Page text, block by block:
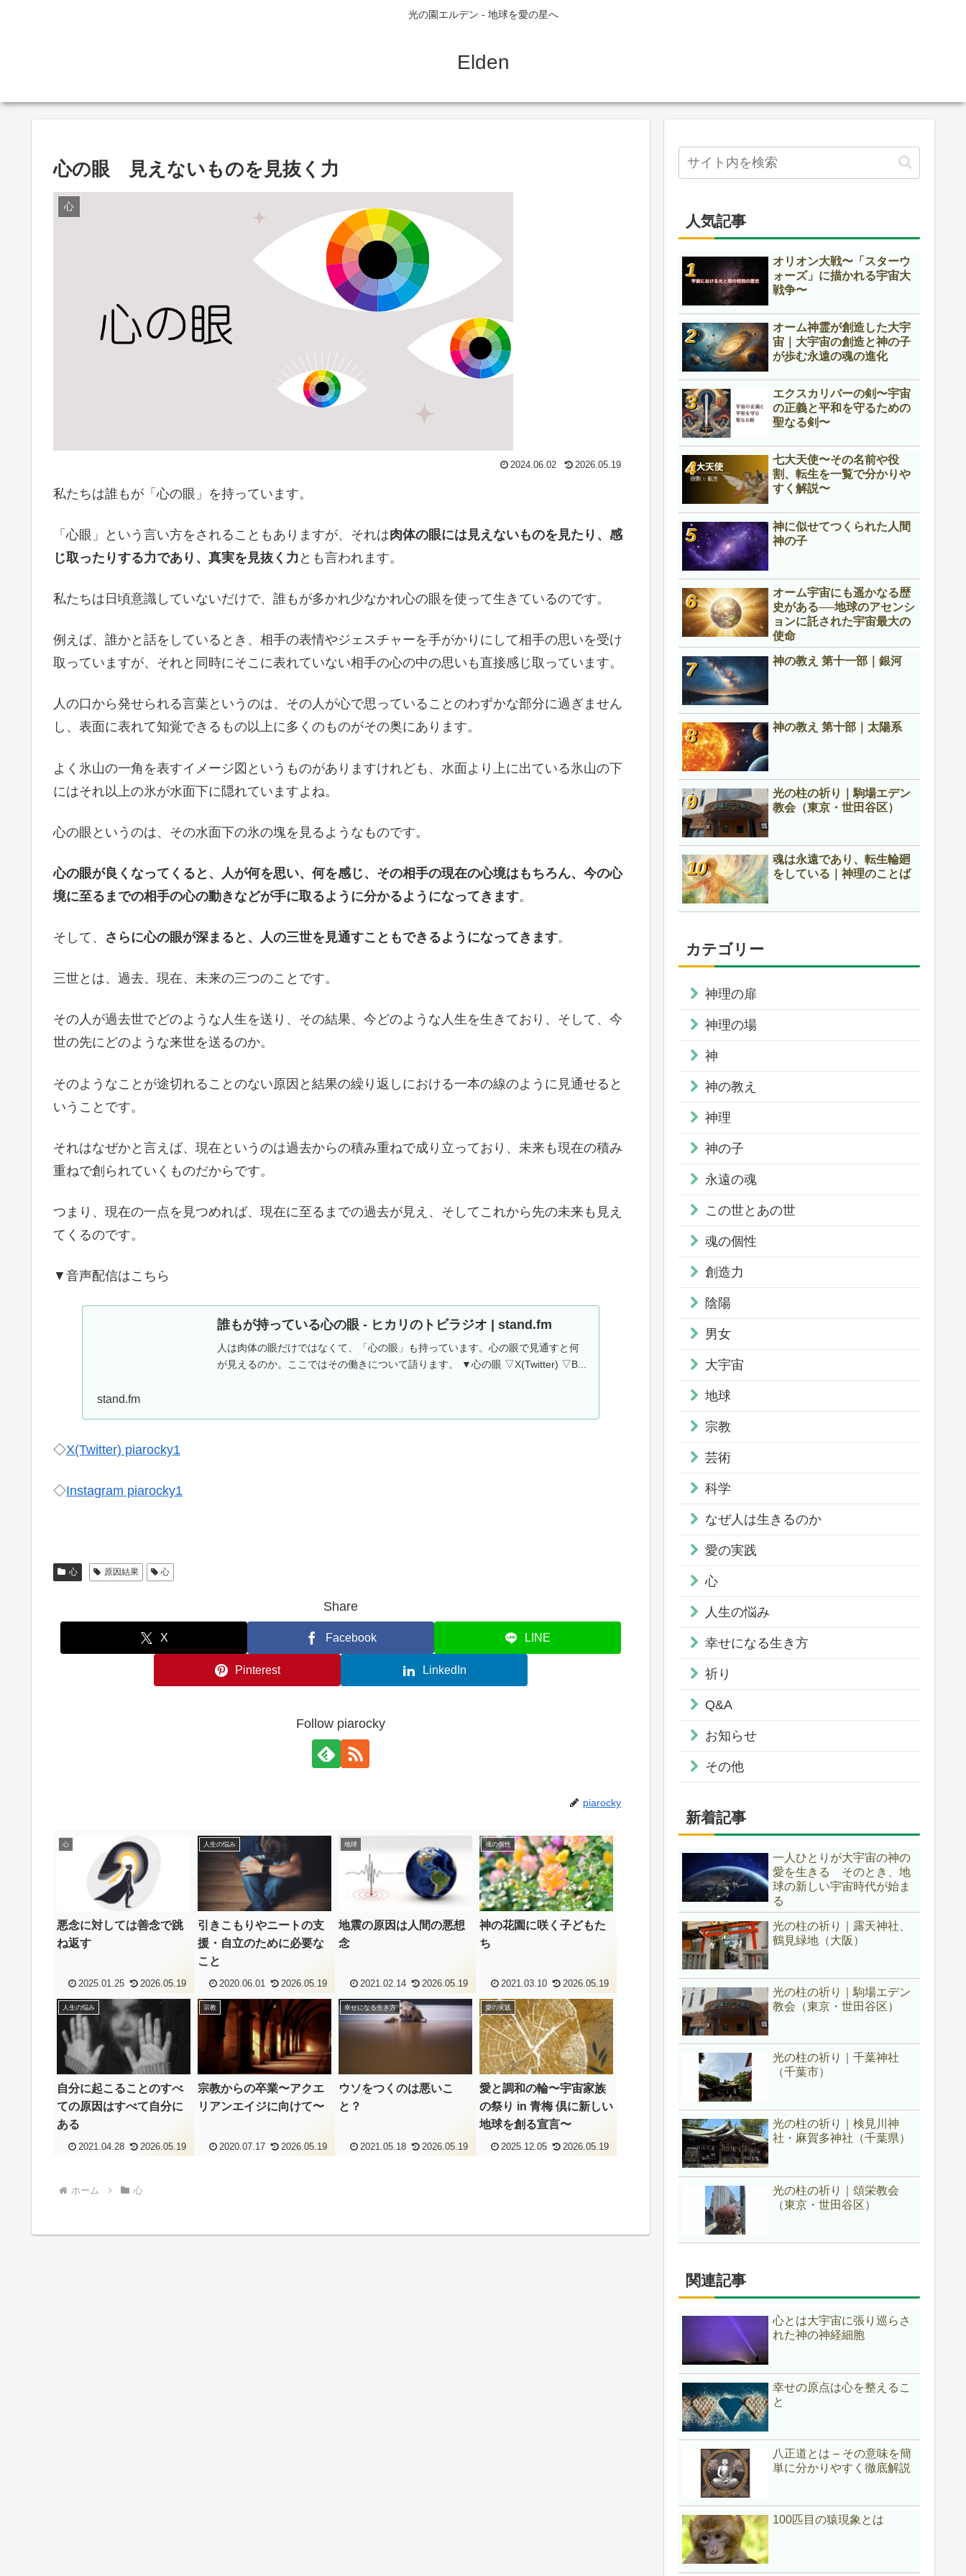
光の園エルデン - 地球を愛の星へ
Elden
心の眼 見えないものを見抜く力
心
2024.06.02 2026.05.19
私たちは誰もが「心の眼」を持っています。
「心眼」という言い方をされることもありますが、それは肉体の眼には見えないものを見たり、感
じ取ったりする力であり、真実を見抜く力 とも言われます。
私たちは日頃意識していないだけで、誰もが多かれ少なかれ心の眼を使って生きているのです。
例えば、誰かと話をしているとき、相手の表情やジェスチャーを手がかりにして相手の思いを受け
取っていますが、それと同時にそこに表れていない相手の心の中の思いも直接感じ取っています。
人の口から発せられる言葉というのは、その人が心で思っていることのわずかな部分に過ぎません
し、表面に表れて知覚できるもの以上に多くのものがその奥にあります。
よく氷山の一角を表すイメージ図というものがありますけれども、水面より上に出ている氷山の下
にはそれ以上の氷が水面下に隠れていますよね。
心の眼というのは、その水面下の氷の塊を見るようなものです。
心の眼が良くなってくると、人が何を思い、何を感じ、その相手の現在の心境はもちろん、今の心
境に至るまでの相手の心の動きなどが手に取るように分かるようになってきます。
そして、 さらに心の眼が深まると、人の三世を見通すこともできるようになってきます。
三世とは、過去、現在、未来の三つのことです。
その人が過去世でどのような人生を送り、その結果、今どのような人生を生きており、そして、今
世の先にどのような来世を送るのか。
そのようなことが途切れることのない原因と結果の繰り返しにおける一本の線のように見通せると
いうことです。
それはなぜかと言えば、現在というのは過去からの積み重ねで成り立っており、未来も現在の積み
重ねで創られていくものだからです。
つまり、現在の一点を見つめれば、現在に至るまでの過去が見え、そしてこれから先の未来も見え
てくるのです。
▼音声配信はこちら
誰もが持っている心の眼 - ヒカリのトビラジオ | stand.fm
人は肉体の眼だけではなくて、「心の眼」も持っています。心の眼で見通すと何
が見えるのか。ここではその働きについて語ります。 ▼心の眼 ▽X(Twitter) ▽B...
stand.fm
◇X(Twitter) piarocky1
◇Instagram piarocky1
心 原因結果 心
Share
X Facebook LINE
Pinterest LinkedIn
Follow piarocky
piarocky
心
悪念に対しては善念で跳
ね返す
2025.01.25 2026.05.19
人生の悩み
引きこもりやニートの支
援・自立のために必要な
こと
2020.06.01 2026.05.19
地球
地震の原因は人間の悪想
念
2021.02.14 2026.05.19
魂の個性
神の花園に咲く子どもた
ち
2021.03.10 2026.05.19
人生の悩み
自分に起こることのすべ
ての原因はすべて自分に
ある
2021.04.28 2026.05.19
宗教
宗教からの卒業〜アクエ
リアンエイジに向けて〜
2020.07.17 2026.05.19
幸せになる生き方
ウソをつくのは悪いこ
と？
2021.05.18 2026.05.19
愛の実践
愛と調和の輪〜宇宙家族
の祭り in 青梅 倶に新しい
地球を創る宣言〜
2025.12.05 2026.05.19
ホーム 心
人気記事
オリオン大戦〜「スターウ
ォーズ」に描かれる宇宙大
戦争〜
オーム神霊が創造した大宇
宙｜大宇宙の創造と神の子
が歩む永遠の魂の進化
エクスカリバーの剣〜宇宙
の正義と平和を守るための
聖なる剣〜
七大天使〜その名前や役
割、転生を一覧で分かりや
すく解説〜
神に似せてつくられた人間
神の子
オーム宇宙にも遥かなる歴
史がある──地球のアセンシ
ョンに託された宇宙最大の
使命
神の教え 第十一部｜銀河
神の教え 第十部｜太陽系
光の柱の祈り｜駒場エデン
教会（東京・世田谷区）
魂は永遠であり、転生輪廻
をしている｜神理のことば
カテゴリー
神理の扉
神理の場
神
神の教え
神理
神の子
永遠の魂
この世とあの世
魂の個性
創造力
陰陽
男女
大宇宙
地球
宗教
芸術
科学
なぜ人は生きるのか
愛の実践
心
人生の悩み
幸せになる生き方
祈り
Q&A
お知らせ
その他
新着記事
一人ひとりが大宇宙の神の
愛を生きる そのとき、地
球の新しい宇宙時代が始ま
る
光の柱の祈り｜露天神社、
鶴見緑地（大阪）
光の柱の祈り｜駒場エデン
教会（東京・世田谷区）
光の柱の祈り｜千葉神社
（千葉市）
光の柱の祈り｜検見川神
社・麻賀多神社（千葉県）
光の柱の祈り｜頌栄教会
（東京・世田谷区）
関連記事
心とは大宇宙に張り巡らさ
れた神の神経細胞
幸せの原点は心を整えるこ
と
八正道とは – その意味を簡
単に分かりやすく徹底解説
100匹目の猿現象とは